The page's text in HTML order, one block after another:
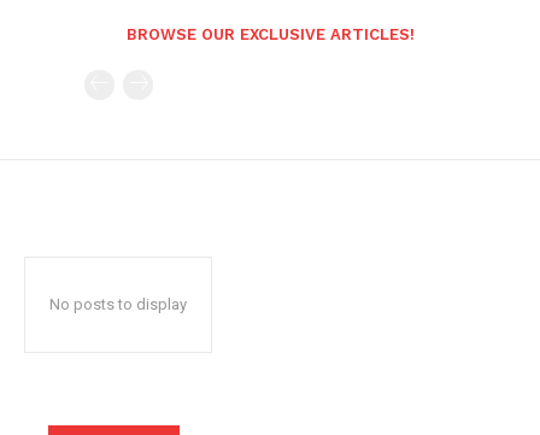
BROWSE OUR EXCLUSIVE ARTICLES!
No posts to display